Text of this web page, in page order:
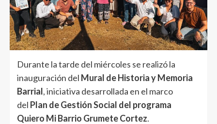
Durante la tarde del miércoles se realizó la
inauguración del Mural de Historia y Memoria
Barrial, iniciativa desarrollada en el marco
del Plan de Gestión Social del programa
Quiero Mi Barrio Grumete Cortez.